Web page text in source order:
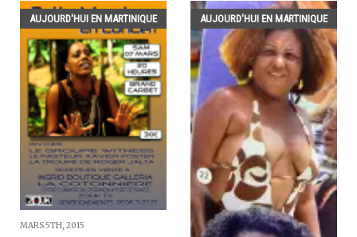
AUJOURD'HUI EN MARTINIQUE
MARS 5TH, 2015
AUJOURD'HUI EN MARTINIQUE